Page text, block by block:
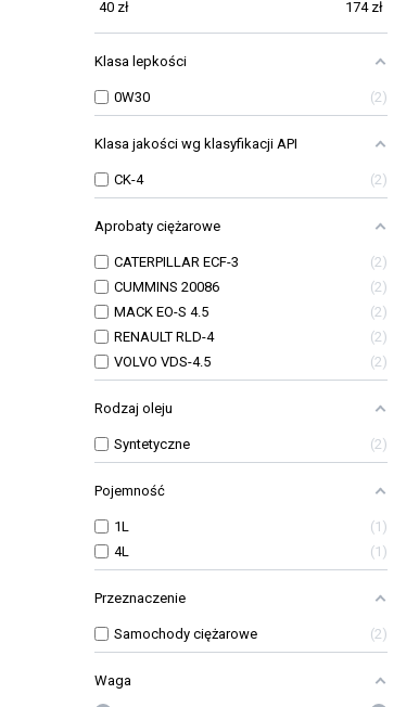
40 zł 174zł
Klasa lepkości
0W30 2
Klasa jakości wg klasyfikacji API
CK-4 2
Aprobaty ciężarowe
CATERPILLAR ECF-3
2
CUMMINS 20086
2
MACK EO-S 4.5
2
RENAULT RLD-4
2
VOLVO VDS-4.5
2
Rodzaj oleju
Syntetyczne 2
Pojemność
1L
1
4L
1
Przeznaczenie
Samochody ciężarowe 2
Waga